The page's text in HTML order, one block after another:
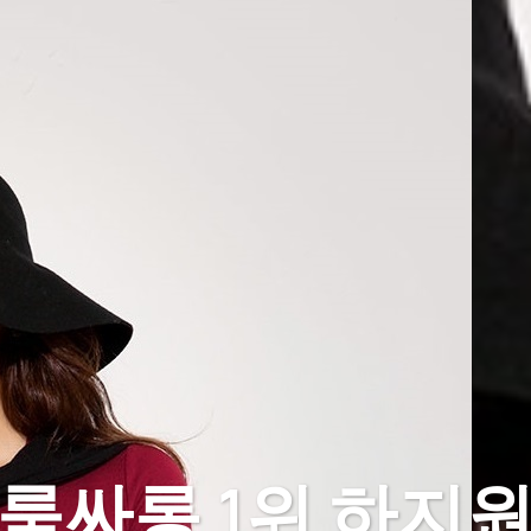
싸롱 1위 하지